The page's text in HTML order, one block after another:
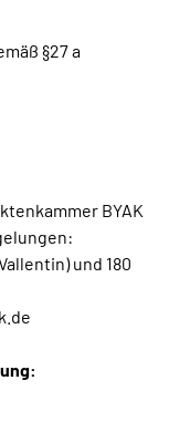
§27 a
BYAK
und 180